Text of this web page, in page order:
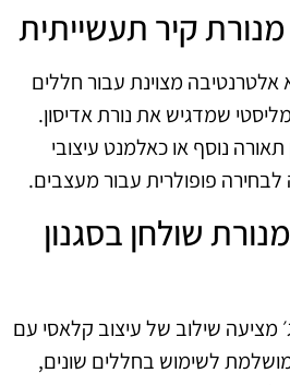
קיר תעשייתית
אלטרנטיבה מצוינת עבור חללים
שמדגיש את נורת אדיסון.
נוסף או כאלמנט עיצובי
פופולרית עבור מעצבים.
שולחן בסגנון
מציעה שילוב של עיצוב קלאסי עם
מושלמת לשימוש בחללים שונים,